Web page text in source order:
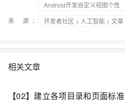
Android开发自定义视图个性
来 源：
开发者社区 > 人工智能 > 文章
相关文章